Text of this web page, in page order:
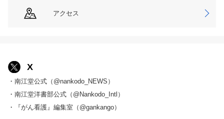
アクセス
X
・南江堂公式（@nankodo_NEWS）
・南江堂洋書部公式（@Nankodo_Intl）
・『がん看護』編集室（@gankango）